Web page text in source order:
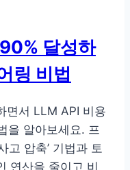
달성하
링 비법
면서 LLM API 비용
을 알아보세요. 프
고 압축’ 기법과 토
연산을 줄이고 비